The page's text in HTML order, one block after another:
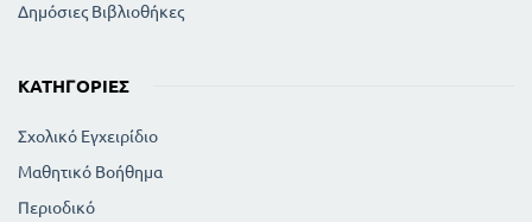
Δημόσιες Βιβλιοθήκες
ΚΑΤΗΓΟΡΊΕΣ
Σχολικό Εγχειρίδιο
Μαθητικό Βοήθημα
Περιοδικό